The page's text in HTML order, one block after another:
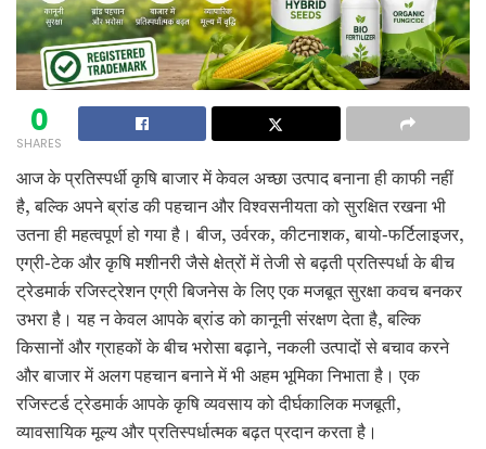
0
SHARES
आज के प्रतिस्पर्धी कृषि बाजार में केवल अच्छा उत्पाद बनाना ही काफी नहीं
है, बल्कि अपने ब्रांड की पहचान और विश्वसनीयता को सुरक्षित रखना भी
उतना ही महत्वपूर्ण हो गया है। बीज, उर्वरक, कीटनाशक, बायो-फर्टिलाइजर,
एग्री-टेक और कृषि मशीनरी जैसे क्षेत्रों में तेजी से बढ़ती प्रतिस्पर्धा के बीच
ट्रेडमार्क रजिस्ट्रेशन एग्री बिजनेस के लिए एक मजबूत सुरक्षा कवच बनकर
उभरा है। यह न केवल आपके ब्रांड को कानूनी संरक्षण देता है, बल्कि
किसानों और ग्राहकों के बीच भरोसा बढ़ाने, नकली उत्पादों से बचाव करने
और बाजार में अलग पहचान बनाने में भी अहम भूमिका निभाता है। एक
रजिस्टर्ड ट्रेडमार्क आपके कृषि व्यवसाय को दीर्घकालिक मजबूती,
व्यावसायिक मूल्य और प्रतिस्पर्धात्मक बढ़त प्रदान करता है।